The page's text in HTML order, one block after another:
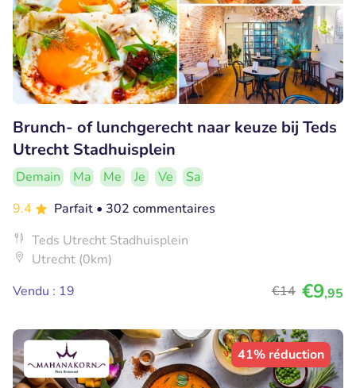
Brunch- of lunchgerecht naar keuze bij Teds
Utrecht Stadhuisplein
Demain Ma Me Je Ve
Sa
9.4
Parfait • 302 commentaires
Teds Utrecht Stadhuisplein
Utrecht (0km)
Vendu : 19
€14 €9,95
41% réduction